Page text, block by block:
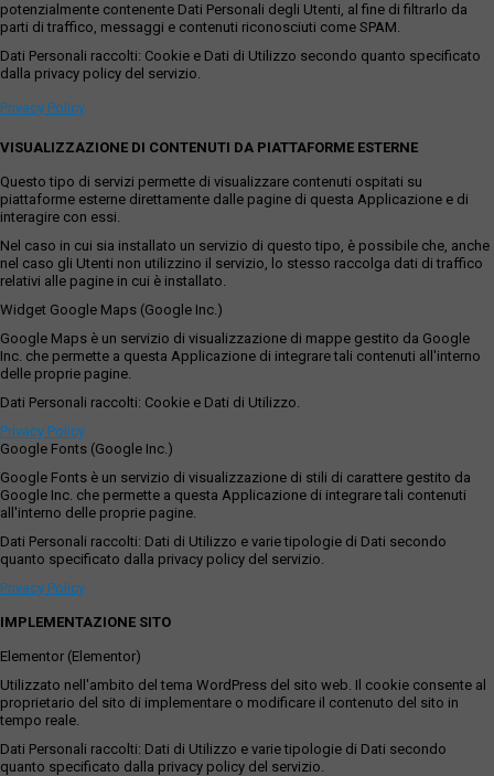
potenzialmente contenente Dati Personali degli Utenti, al fine di filtrarlo da
parti di traffico, messaggi e contenuti riconosciuti come SPAM.
Dati Personali raccolti: Cookie e Dati di Utilizzo secondo quanto specificato
dalla privacy policy del servizio.
Privacy Policy
VISUALIZZAZIONE DI CONTENUTI DA PIATTAFORME ESTERNE
Questo tipo di servizi permette di visualizzare contenuti ospitati su
piattaforme esterne direttamente dalle pagine di questa Applicazione e di
interagire con essi.
Nel caso in cui sia installato un servizio di questo tipo, è possibile che, anche
nel caso gli Utenti non utilizzino il servizio, lo stesso raccolga dati di traffico
relativi alle pagine in cui è installato.
Widget Google Maps (Google Inc.)
Google Maps è un servizio di visualizzazione di mappe gestito da Google
Inc. che permette a questa Applicazione di integrare tali contenuti all'interno
delle proprie pagine.
Dati Personali raccolti: Cookie e Dati di Utilizzo.
Privacy Policy
Google Fonts (Google Inc.)
Google Fonts è un servizio di visualizzazione di stili di carattere gestito da
Google Inc. che permette a questa Applicazione di integrare tali contenuti
all'interno delle proprie pagine.
Dati Personali raccolti: Dati di Utilizzo e varie tipologie di Dati secondo
quanto specificato dalla privacy policy del servizio.
Privacy Policy
IMPLEMENTAZIONE SITO
Elementor (Elementor)
Utilizzato nell'ambito del tema WordPress del sito web. Il cookie consente al
proprietario del sito di implementare o modificare il contenuto del sito in
tempo reale.
Dati Personali raccolti: Dati di Utilizzo e varie tipologie di Dati secondo
quanto specificato dalla privacy policy del servizio.